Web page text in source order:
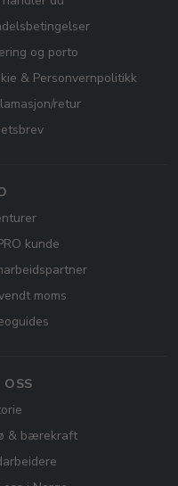
og porto
& Personvernpolitikk
retur
kunde
moms
OSS
& bærekraft